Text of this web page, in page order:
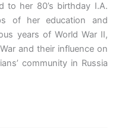
to her 80’s birthday I.A.
of her education and
years of World War II,
and their influence on
community in Russia